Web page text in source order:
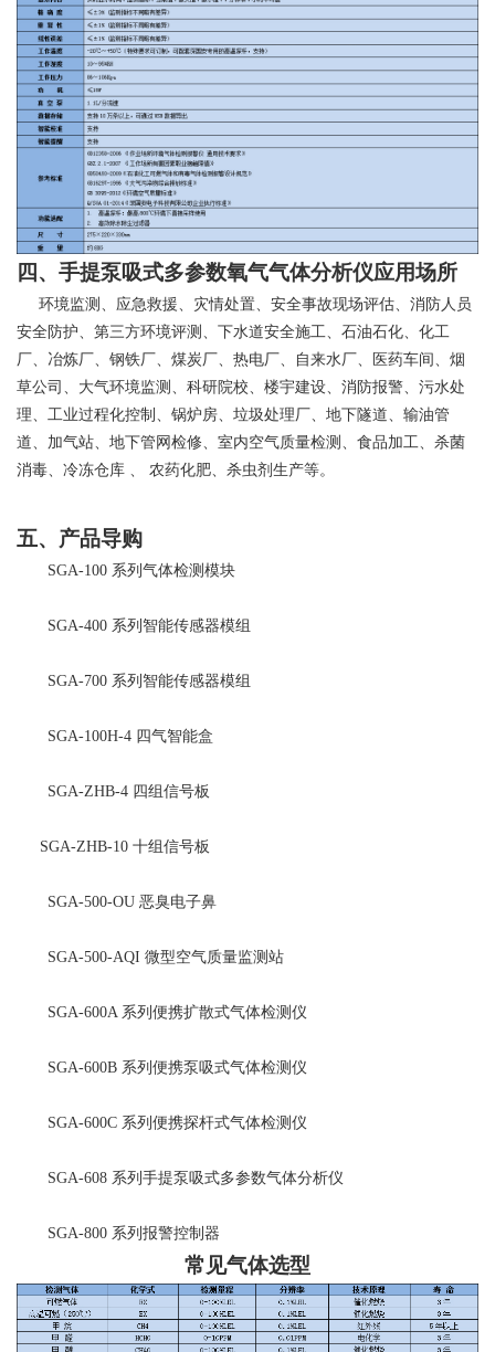
四、手提泵吸式多参数氧气气体分析仪应用场所
环境监测、应急救援、灾情处置、安全事故现场评估、消防人员
安全防护、第三方环境评测、下水道安全施工、石油石化、化工
厂、冶炼厂、钢铁厂、煤炭厂、热电厂、自来水厂、医药车间、烟
草公司、大气环境监测、科研院校、楼宇建设、消防报警、污水处
理、工业过程化控制、锅炉房、垃圾处理厂、地下隧道、输油管
道、加气站、地下管网检修、室内空气质量检测、食品加工、杀菌
消毒、冷冻仓库 、 农药化肥、杀虫剂生产等。
五、产品导购
SGA-100 系列气体检测模块
SGA-400 系列智能传感器模组
SGA-700 系列智能传感器模组
SGA-100H-4 四气智能盒
SGA-ZHB-4 四组信号板
SGA-ZHB-10 十组信号板
SGA-500-OU 恶臭电子鼻
SGA-500-AQI 微型空气质量监测站
SGA-600A 系列便携扩散式气体检测仪
SGA-600B 系列便携泵吸式气体检测仪
SGA-600C 系列便携探杆式气体检测仪
SGA-608 系列手提泵吸式多参数气体分析仪
SGA-800 系列报警控制器
常见气体选型